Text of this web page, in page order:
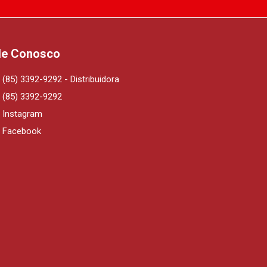
Conosco
(85) 3392-9292 - Distribuidora
(85) 3392-9292
Instagram
Facebook